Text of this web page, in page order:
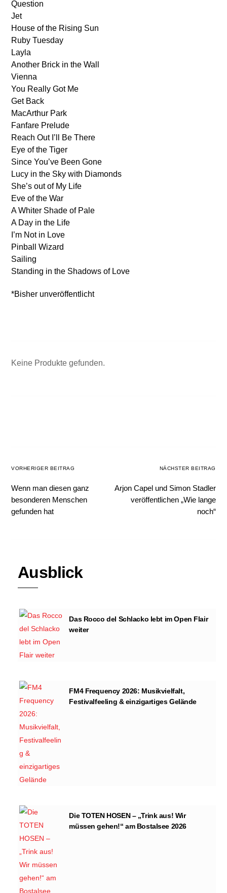
Question
Jet
House of the Rising Sun
Ruby Tuesday
Layla
Another Brick in the Wall
Vienna
You Really Got Me
Get Back
MacArthur Park
Fanfare Prelude
Reach Out I’ll Be There
Eye of the Tiger
Since You’ve Been Gone
Lucy in the Sky with Diamonds
She’s out of My Life
Eve of the War
A Whiter Shade of Pale
A Day in the Life
I’m Not in Love
Pinball Wizard
Sailing
Standing in the Shadows of Love
*Bisher unveröffentlicht
Keine Produkte gefunden.
VORHERIGER BEITRAG
Wenn man diesen ganz
besonderen Menschen
gefunden hat
NÄCHSTER BEITRAG
Arjon Capel und Simon Stadler
veröffentlichen „Wie lange
noch“
Ausblick
Das Rocco del Schlacko lebt im Open Flair
weiter
FM4 Frequency 2026: Musikvielfalt,
Festivalfeeling & einzigartiges Gelände
Die TOTEN HOSEN – „Trink aus! Wir
müssen gehen!“ am Bostalsee 2026